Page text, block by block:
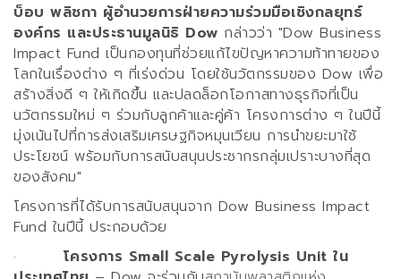
บ็อบ พลิชกา ผู้อำนวยการฝ่ายความร่วมมือเชิงกลยุทธ์
องค์กร และประธานมูลนิธิ Dow กล่าวว่า "Dow Business
Impact Fund เป็นกองทุนที่ช่วยแก้ไขปัญหาความท้าทายของ
โลกในเรื่องต่าง ๆ ที่เร่งด่วน โดยใช้นวัตกรรมของ Dow เพื่อ
สร้างสิ่งดี ๆ ให้เกิดขึ้น และปลดล็อกโอกาสทางธุรกิจที่เป็น
นวัตกรรมใหม่ ๆ ร่วมกับลูกค้าและคู่ค้า โครงการต่าง ๆ ในปีนี้
มุ่งเน้นไปที่การส่งเสริมเศรษฐกิจหมุนเวียน การนำขยะมาใช้
ประโยชน์ พร้อมกับการสนับสนุนประชากรกลุ่มเปราะบางที่สุด
ของสังคม"
โครงการที่ได้รับการสนับสนุนจาก Dow Business Impact
Fundในปีนี้ ประกอบด้วย
·
โครงการ Small Scale Pyrolysis Unit ใน